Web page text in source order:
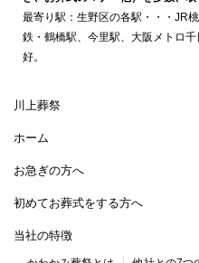
最寄り駅：生野区の各駅・・・JR
鉄・鶴橋駅、今里駅、大阪メトロ
好。
川上葬祭
ホーム
お急ぎの方へ
初めてお葬式をする方へ
当社の特徴